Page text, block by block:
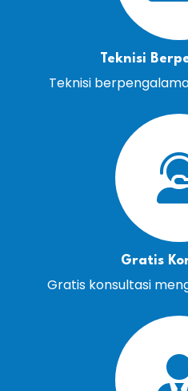
Teknisi
Teknisi
Gratis
Gratis konsultasi